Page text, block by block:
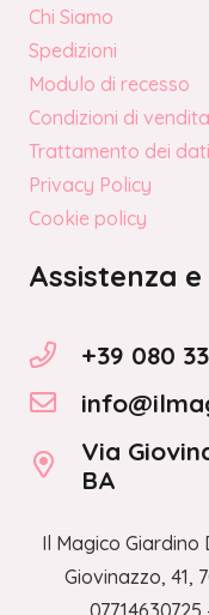
Chi Siamo
Spedizioni
Modulo di recesso
Condizioni di vendita
Trattamento dei dati
Privacy Policy
Cookie policy
Assistenza
+39 080
Via
BA
Il Magico Giardino
Giovinazzo, 41,